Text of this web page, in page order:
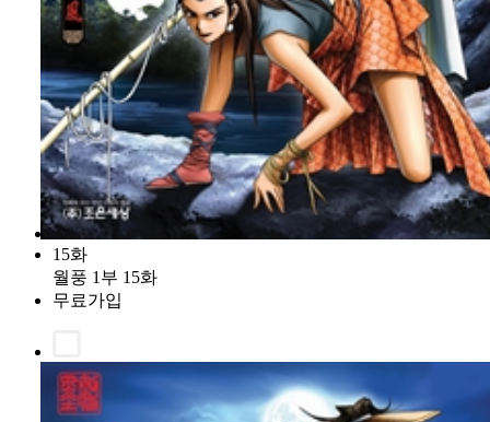
15화
월풍 1부 15화
무료가입